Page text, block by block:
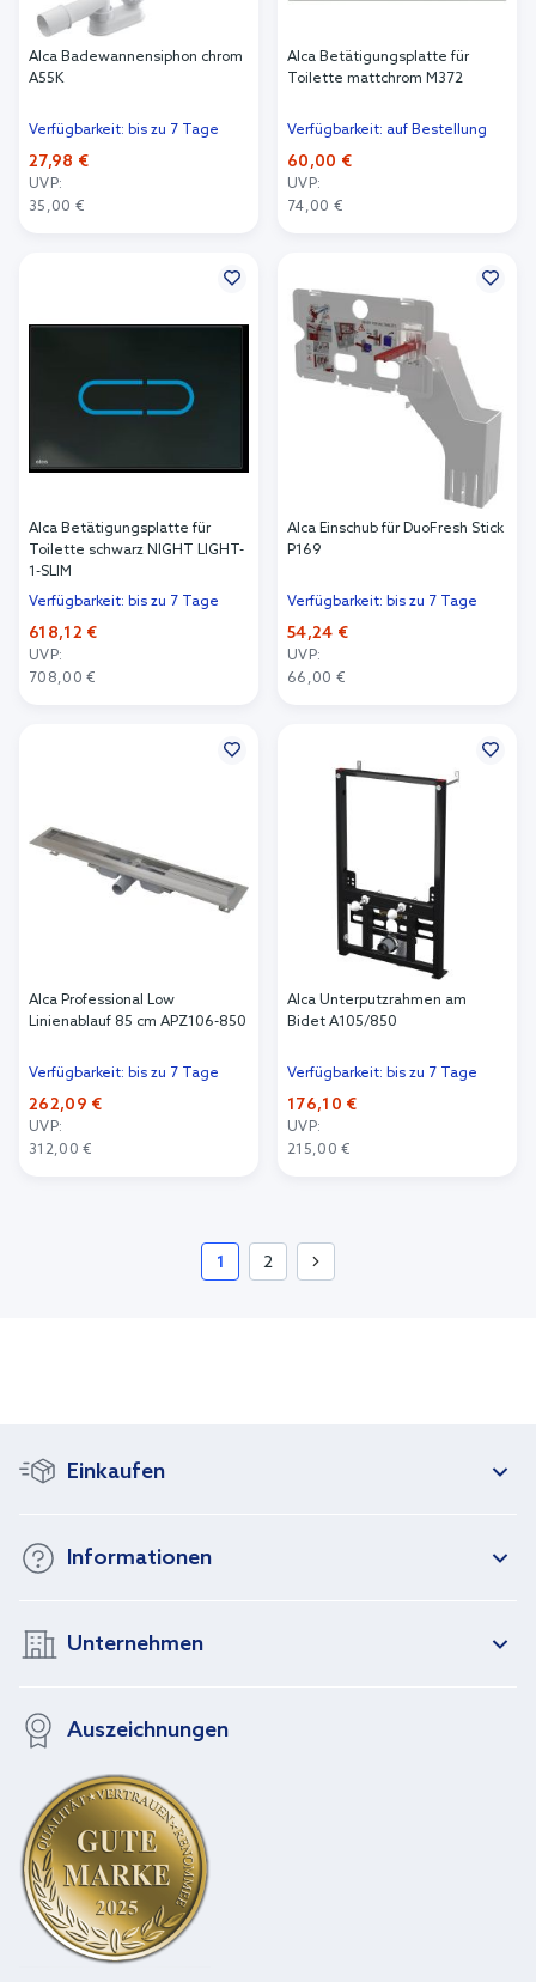
Alca Badewannensiphon chrom
A55K
Verfügbarkeit: bis zu 7 Tage
27,98 €
UVP:
35,00 €
Alca Betätigungsplatte für
Toilette mattchrom M372
Verfügbarkeit: auf Bestellung
60,00 €
UVP:
74,00 €
Alca Betätigungsplatte für
Toilette schwarz NIGHT LIGHT-
1-SLIM
Verfügbarkeit: bis zu 7 Tage
618,12 €
UVP:
708,00 €
Alca Einschub für DuoFresh Stick
P169
Verfügbarkeit: bis zu 7 Tage
54,24 €
UVP:
66,00 €
Alca Professional Low
Linienablauf 85 cm APZ106-850
Verfügbarkeit: bis zu 7 Tage
262,09 €
UVP:
312,00 €
Alca Unterputzrahmen am
Bidet A105/850
Verfügbarkeit: bis zu 7 Tage
176,10 €
UVP:
215,00 €
1 2
Einkaufen
Informationen
Unternehmen
Auszeichnungen